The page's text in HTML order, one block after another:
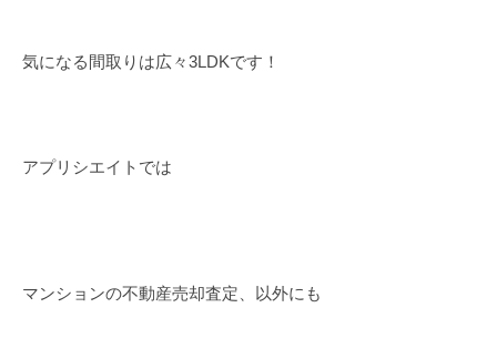
気になる間取りは広々3LDKです！
アプリシエイトでは
マンションの不動産売却査定、以外にも